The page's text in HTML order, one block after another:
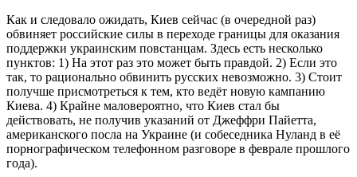
Как и следовало ожидать, Киев сейчас (в очередной раз)
обвиняет российские силы в переходе границы для оказания
поддержки украинским повстанцам. Здесь есть несколько
пунктов: 1) На этот раз это может быть правдой. 2) Если это
так, то рационально обвинить русских невозможно. 3) Стоит
получше присмотреться к тем, кто ведёт новую кампанию
Киева. 4) Крайне маловероятно, что Киев стал бы
действовать, не получив указаний от Джеффри Пайетта,
американского посла на Украине (и собеседника Нуланд в её
порнографическом телефонном разговоре в феврале прошлого
года).